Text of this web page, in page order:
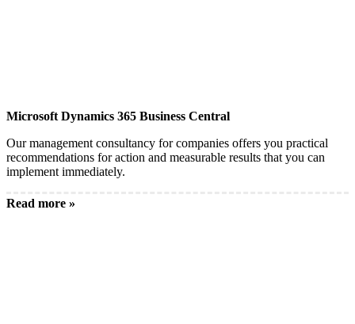
Microsoft Dynamics 365 Business Central
Our management consultancy for companies offers you practical
recommendations for action and measurable results that you can
implement immediately.
Read more »